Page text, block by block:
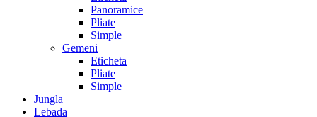
Panoramice
Pliate
Simple
Gemeni
Eticheta
Pliate
Simple
Jungla
Lebada